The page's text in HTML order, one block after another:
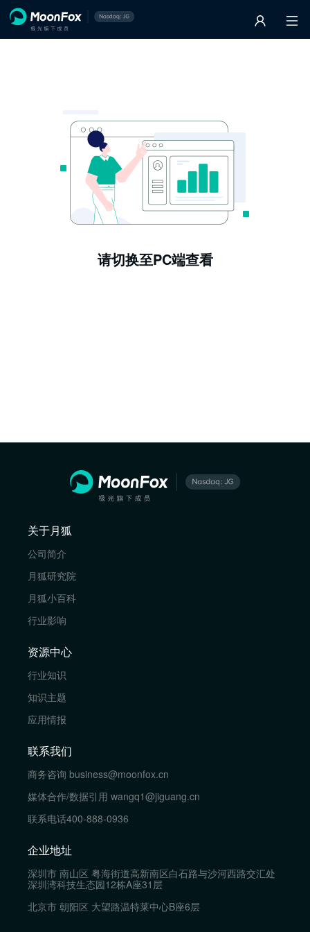
请切换至PC端查看
关于月狐
公司简介
月狐研究院
月狐小百科
行业影响
资源中心
行业知识
知识主题
应用情报
联系我们
商务咨询 business@moonfox.cn
媒体合作/数据引用 wangq1@jiguang.cn
联系电话400-888-0936
企业地址
深圳市 南山区 粤海街道高新南区白石路与沙河西路交汇处
深圳湾科技生态园12栋A座31层
北京市 朝阳区 大望路温特莱中心B座6层